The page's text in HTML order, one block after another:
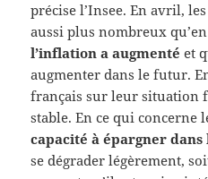
précise l’Insee. En avril,
aussi plus nombreux
l’inflation a augmentéet
augmenter dans le futur.
français sur leur situation
stable. En ce qui concerne
capacité à épargner
se dégrader légèrement,